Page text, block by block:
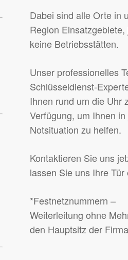
Dabei sind alle Orte in
Region Einsatzgebiete,
keine Betriebsstätten.
Unser professionelles
Schlüsseldienst-
Ihnen rund um die Uhr
Verfügung, um Ihnen
Notsituation zu helfen.
Kontaktieren Sie uns
lassen Sie uns Ihre Tür
*Festnetznummern –
Weiterleitung ohne
den Hauptsitz der